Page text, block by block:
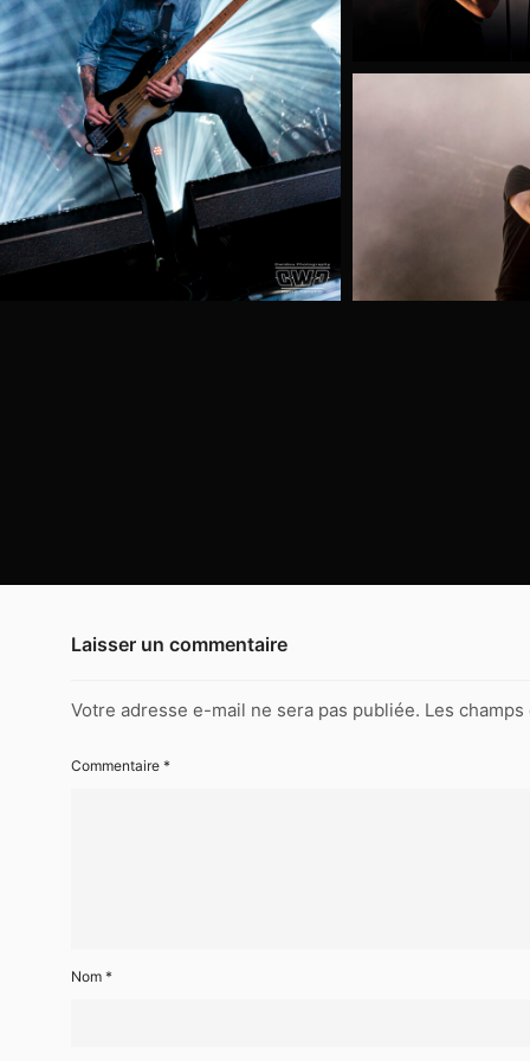
Laisser un commentaire
Votre adresse e-mail ne sera pas publiée. Les
Commentaire *
Nom *